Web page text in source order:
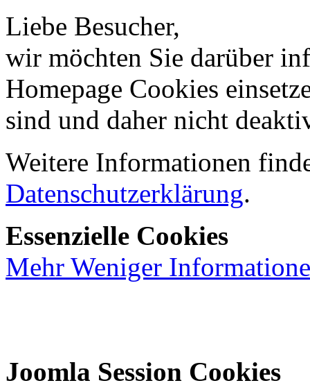
Liebe Besucher,
wir möchten Sie darüber
Homepage Cookies
sind und daher nicht
Weitere Informationen
Datenschutzerklärung.
Essenzielle Cookies
Mehr Weniger
Joomla Session Cookies